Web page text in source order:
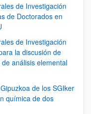
de Investigación
de Doctorados en
de Investigación
la discusión de
análisis elemental
de los SGIker
química de dos